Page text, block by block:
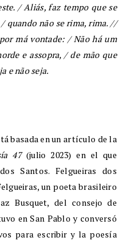
/ Aliás, faz tempo que se
quando não se rima, rima. //
má vontade: / Não há um
e assopra, / de mão que
e não seja.
basada en un artículo de la
47(julio 2023) en el que
Santos. Felgueiras dos
un poeta brasileiro
Busquet, del consejo de
en San Pablo y conversó
para escribir y la poesía